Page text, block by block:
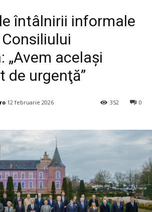
întâlnirii informale
„Avem acelaşi
de urgenţă”
12 februarie 2026 0
352